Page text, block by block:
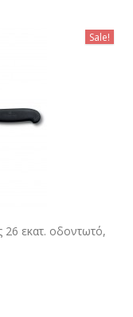
Sale!
26 εκατ. οδοντωτό,